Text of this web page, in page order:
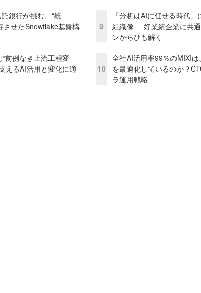
銀行が挑む、“統
させたSnowflake基盤構
前例なき上流工程変
えるAI活用と変化に適
9
「分析はAIに任せる時代
組織像──好業績企業に共
ンからひも解く
10
全社AI活用率99％のMIXIは
を最適化しているのか？
ラ運用戦略